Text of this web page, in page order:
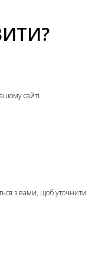
сайті
з вами, щоб уточнити